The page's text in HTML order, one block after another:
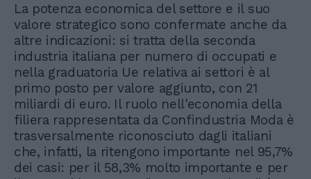
La potenza economica del settore e il suo
valore strategico sono confermate anche da
altre indicazioni: si tratta della seconda
industria italiana per numero di occupati e
nella graduatoria Ue relativa ai settori è al
primo posto per valore aggiunto, con 21
miliardi di euro. Il ruolo nell'economia della
filiera rappresentata da Confindustria Moda è
trasversalmente riconosciuto dagli italiani
che, infatti, la ritengono importante nel 95,7%
dei casi: per il 58,3% molto importante e per